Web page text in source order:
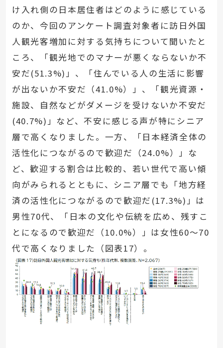
け入れ側の日本居住者はどのように感じている
のか、今回のアンケート調査対象者に訪日外国
人観光客増加に対する気持ちについて聞いたと
ころ、「観光地でのマナーが悪くならないか不
安だ(51.3%)」、「住んでいる人の生活に影響
が出ないか不安だ（41.0%）」、「観光資源・
施設、自然などがダメージを受けないか不安だ
(40.7%)」など、不安に感じる声が特にシニア
層で高くなりました。一方、「日本経済全体の
活性化につながるので歓迎だ（24.0%）」な
ど、歓迎する割合は比較的、若い世代で高い傾
向がみられるとともに、シニア層でも「地方経
済の活性化につながるので歓迎だ(17.3%)」は
男性70代、「日本の文化や伝統を広め、残すこ
とになるので歓迎だ（10.0%）」は女性60～70
代で高くなりました（図表17）。